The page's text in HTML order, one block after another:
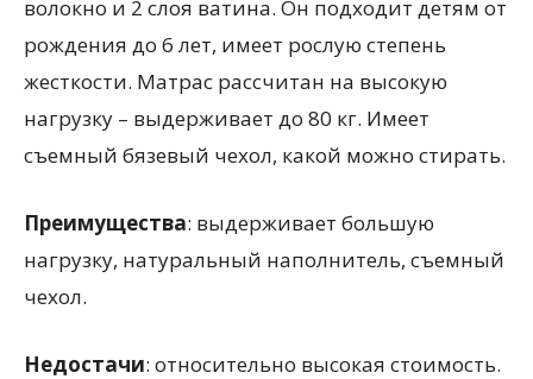
волокно и 2 слоя ватина. Он подходит детям от
рождения до 6 лет, имеет рослую степень
жесткости. Матрас рассчитан на высокую
нагрузку – выдерживает до 80 кг. Имеет
съемный бязевый чехол, какой можно стирать.
Преимущества: выдерживает большую
нагрузку, натуральный наполнитель, съемный
чехол.
Недостачи: относительно высокая стоимость.